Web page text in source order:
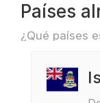
Países